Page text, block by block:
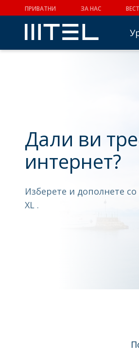
ПРИВАТНИ ЗА НАС
Дали ви
интернет?
Изберете и дополнете
XL .